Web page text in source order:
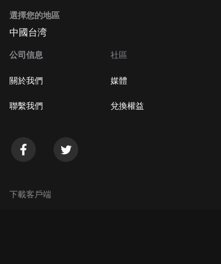
選擇您的地區
中國台湾
公司信息
關於我們
聯繫我們
社區
媒體
兌換權益
下載客戶端